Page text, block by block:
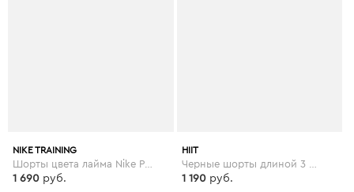
NIKE TRAINING
1 690 руб.
HIIT
1 190 руб.